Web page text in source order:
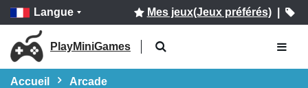
Langue Mes jeux(Jeux préférés)|
PlayMiniGames
Accueil
Arcade